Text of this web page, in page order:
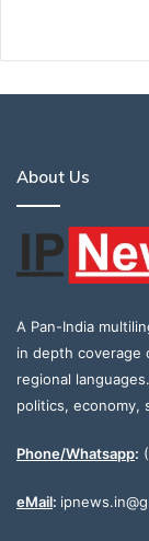
About Us
A Pan-India
in depth coverage
regional
politics, economy,
Phone/Whatsapp:
eMail: